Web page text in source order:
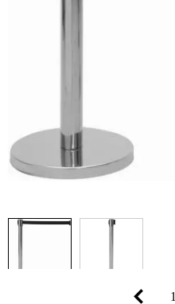
1